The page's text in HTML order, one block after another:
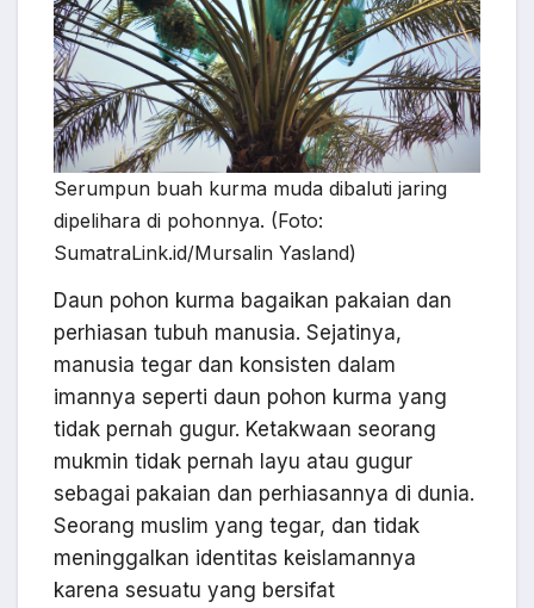
Serumpun buah kurma muda dibaluti jaring
dipelihara di pohonnya. (Foto:
SumatraLink.id/Mursalin Yasland)
Daun pohon kurma bagaikan pakaian dan
perhiasan tubuh manusia. Sejatinya,
manusia tegar dan konsisten dalam
imannya seperti daun pohon kurma yang
tidak pernah gugur. Ketakwaan seorang
mukmin tidak pernah layu atau gugur
sebagai pakaian dan perhiasannya di dunia.
Seorang muslim yang tegar, dan tidak
meninggalkan identitas keislamannya
karena sesuatu yang bersifat